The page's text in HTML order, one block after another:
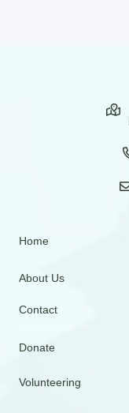
Home
About Us
Contact
Donate
Volunteering